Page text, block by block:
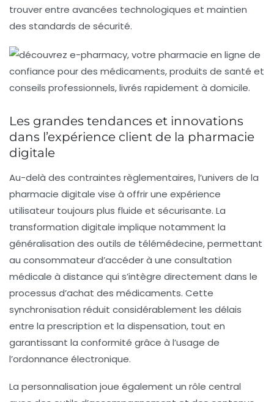
trouver entre avancées technologiques et maintien
des standards de sécurité.
Les grandes tendances et innovations
dans l’expérience client de la pharmacie
digitale
Au-delà des contraintes règlementaires, l’univers de la
pharmacie digitale vise à offrir une expérience
utilisateur toujours plus fluide et sécurisante. La
transformation digitale implique notamment la
généralisation des outils de télémédecine, permettant
au consommateur d’accéder à une consultation
médicale à distance qui s’intègre directement dans le
processus d’achat des médicaments. Cette
synchronisation réduit considérablement les délais
entre la prescription et la dispensation, tout en
garantissant la conformité grâce à l’usage de
l’ordonnance électronique.
La personnalisation joue également un rôle central